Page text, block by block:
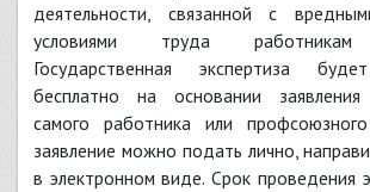
деятельности, связанной с
условиями труда работникам
Государственная экспертиза
бесплатно на основании заявления
самого работника или
заявление можно подать лично,
в электронном виде. Срок проведения